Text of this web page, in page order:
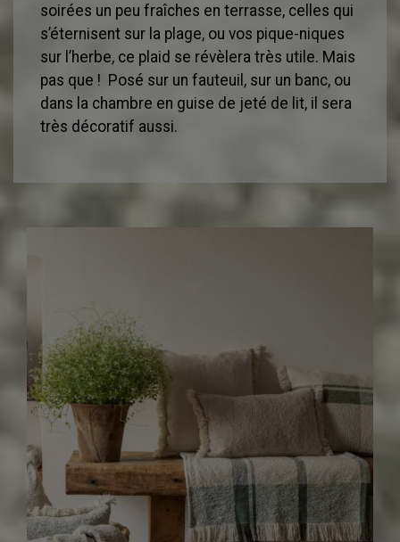
soirées un peu fraîches en terrasse, celles qui
s’éternisent sur la plage, ou vos pique-niques
sur l’herbe, ce plaid se révèlera très utile. Mais
pas que ! Posé sur un fauteuil, sur un banc, ou
dans la chambre en guise de jeté de lit, il sera
très décoratif aussi.